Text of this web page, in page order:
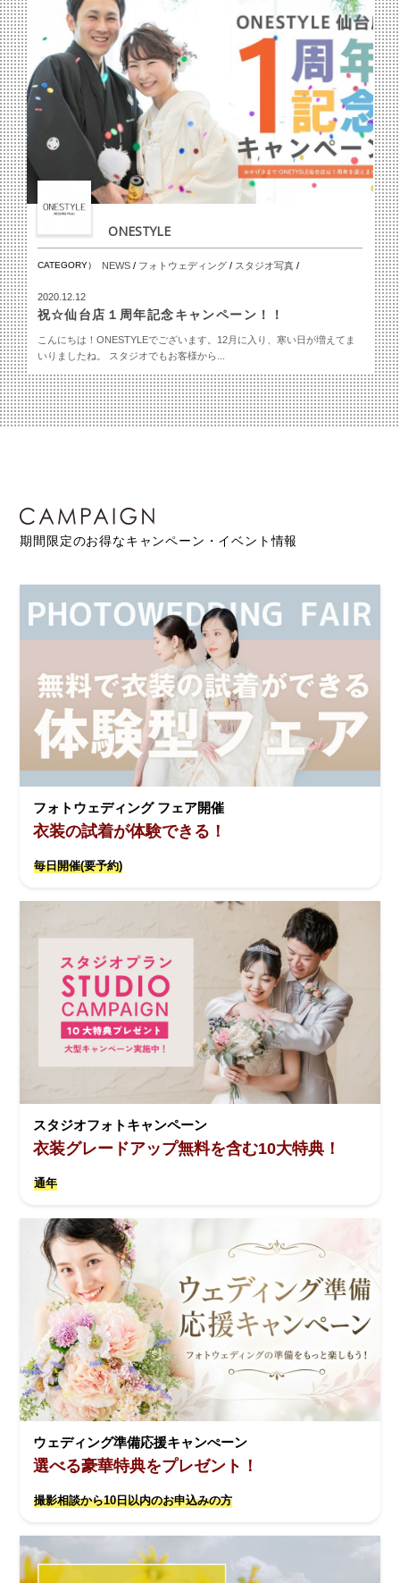
ONESTYLE
CATEGORY） NEWS/ フォトウェディング/ スタジオ写真 /
2020.12.12
祝☆仙台店１周年記念キャンペーン！！
こんにちは！ONESTYLEでございます。12月に入り、寒い日が増えてま
いりましたね。 スタジオでもお客様から...
期間限定のお得なキャンペーン・イベント情報
フォトウェディング フェア開催
衣装の試着が体験できる！
毎日開催(要予約)
スタジオフォトキャンペーン
衣装グレードアップ無料を含む10大特典！
通年
ウェディング準備応援キャンぺーン
選べる豪華特典をプレゼント！
撮影相談から10日以内のお申込みの方